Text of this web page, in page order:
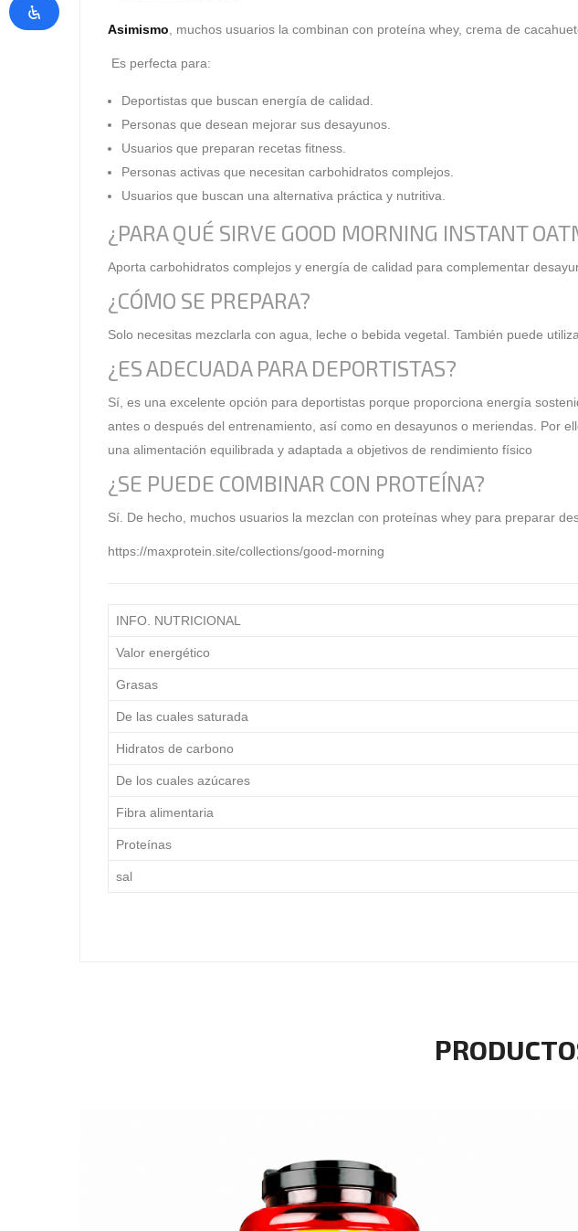
Asimismo , muchos usuarios la combinan con proteína whey, crema de
Es perfecta para:
Deportistas que buscan energía de calidad.
Personas que desean mejorar sus desayunos.
Usuarios que preparan recetas fitness.
Personas activas que necesitan carbohidratos complejos.
Usuarios que buscan una alternativa práctica y nutritiva.
¿PARA QUÉ SIRVE GOOD MORNING INSTANT
Aporta carbohidratos complejos y energía de calidad para complementar
¿CÓMO SE PREPARA?
Solo necesitas mezclarla con agua, leche o bebida vegetal. También puede
¿ES ADECUADA PARA DEPORTISTAS?
Sí, es una excelente opción para deportistas porque proporciona energía
antes o después del entrenamiento, así como en desayunos o meriendas. Por
una alimentación equilibrada y adaptada a objetivos de rendimiento físico
¿SE PUEDE COMBINAR CON PROTEÍNA?
Sí. De hecho, muchos usuarios la mezclan con proteínas whey para preparar
https://maxprotein.site/collections/good-morning
INFO. NUTRICIONAL
Valor energético
Grasas
De las cuales saturada
Hidratos de carbono
De los cuales azúcares
Fibra alimentaria
Proteínas
sal